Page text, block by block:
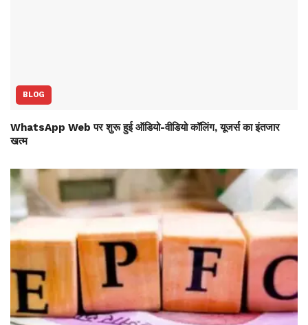
BLOG
WhatsApp Web पर शुरू हुई ऑडियो-वीडियो कॉलिंग, यूजर्स का इंतजार
खत्म